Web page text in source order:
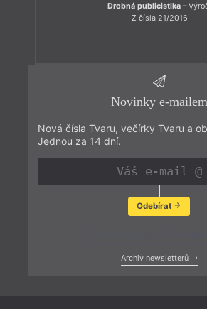
Drobná publicistika –
Z čísla 21/2016
Novinky e-mailem
Nová čísla Tvaru, večírky Tvaru a
Jednou za 14 dní.
Odebírat
Archiv newsletterů